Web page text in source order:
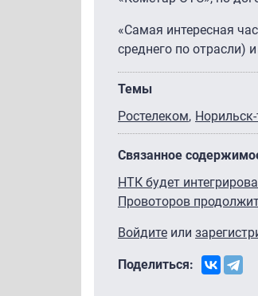
«Самая интересная
среднего по отрасли)
Темы
Ростелеком
Связанное
НТК будет
Провоторов
Войдите или
Поделиться: